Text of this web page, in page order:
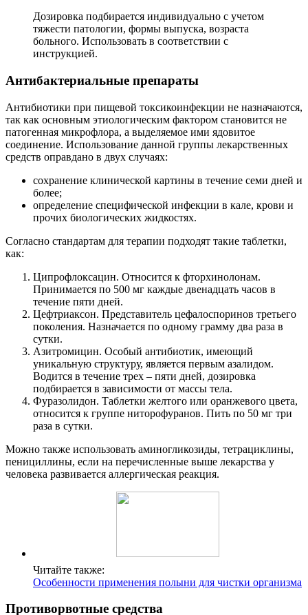
Дозировка подбирается индивидуально с учетом
тяжести патологии, формы выпуска, возраста
больного. Использовать в соответствии с
инструкцией.
Антибактериальные препараты
Антибиотики при пищевой токсикоинфекции не назначаются,
так как основным этиологическим фактором становится не
патогенная микрофлора, а выделяемое ими ядовитое
соединение. Использование данной группы лекарственных
средств оправдано в двух случаях:
сохранение клинической картины в течение семи дней и
более;
определение специфической инфекции в кале, крови и
прочих биологических жидкостях.
Согласно стандартам для терапии подходят такие таблетки,
как:
Ципрофлоксацин. Относится к фторхинолонам.
Принимается по 500 мг каждые двенадцать часов в
течение пяти дней.
Цефтриаксон. Представитель цефалоспоринов третьего
поколения. Назначается по одному грамму два раза в
сутки.
Азитромицин. Особый антибиотик, имеющий
уникальную структуру, является первым азалидом.
Водится в течение трех – пяти дней, дозировка
подбирается в зависимости от массы тела.
Фуразолидон. Таблетки желтого или оранжевого цвета,
относится к группе ниторофуранов. Пить по 50 мг три
раза в сутки.
Можно также использовать аминогликозиды, тетрациклины,
пенициллины, если на перечисленные выше лекарства у
человека развивается аллергическая реакция.
Читайте также:
Особенности применения полыни для чистки организма
Противорвотные средства